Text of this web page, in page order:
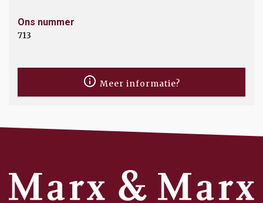
Ons nummer
713
Meer informatie?